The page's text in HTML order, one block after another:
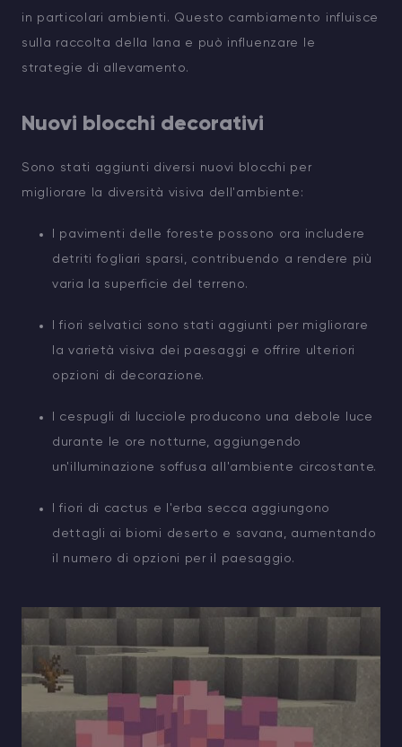
in particolari ambienti. Questo cambiamento influisce
sulla raccolta della lana e può influenzare le
strategie di allevamento.
Nuovi blocchi decorativi
Sono stati aggiunti diversi nuovi blocchi per
migliorare la diversità visiva dell'ambiente:
I pavimenti delle foreste possono ora includere
detriti fogliari sparsi, contribuendo a rendere più
varia la superficie del terreno.
I fiori selvatici sono stati aggiunti per migliorare
la varietà visiva dei paesaggi e offrire ulteriori
opzioni di decorazione.
I cespugli di lucciole producono una debole luce
durante le ore notturne, aggiungendo
un'illuminazione soffusa all'ambiente circostante.
I fiori di cactus e l'erba secca aggiungono
dettagli ai biomi deserto e savana, aumentando
il numero di opzioni per il paesaggio.